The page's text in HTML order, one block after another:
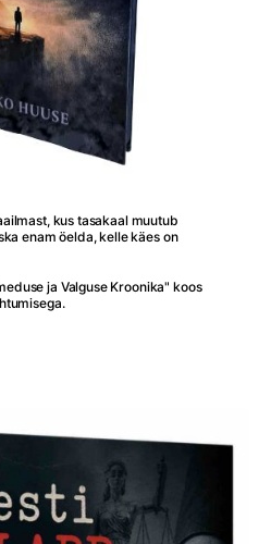
kus tasakaal muutub
enam öelda, kelle käes on
ja Valguse Kroonika" koos